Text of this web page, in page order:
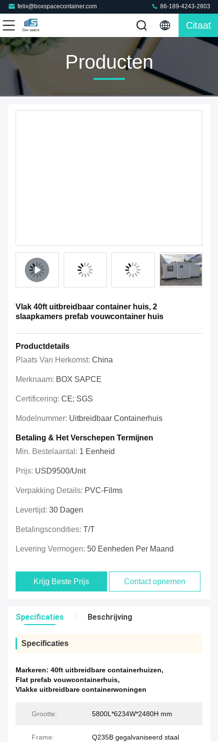
felix@boxspacecontainer.com 86-189-4243-2803
Citaat
Producten
Vlak 40ft uitbreidbaar container huis, 2
slaapkamers prefab vouwcontainer huis
Productdetails
Plaats Van Herkomst: China
Merknaam: BOX SAPCE
Certificering: CE; SGS
Modelnummer: Uitbreidbaar Containerhuis
Betaling & Het Verschepen Termijnen
Min. Bestelaantal: 1 Eenheid
Prijs: USD9500/unit
Verpakking Details: PVC-Films
Levertijd: 30 Dagen
Betalingscondities: T/T
Levering Vermogen: 50 Eenheden Per Maand
Krijg Beste Prijs Contact opnemen
Specificaties Beschrijving
Specificaties
Markeren: 40ft uitbreidbare containerhuizen,
Flat prefab vouwcontainerhuis,
Vlakke uitbreidbare containerwoningen
Grootte: 5800L*6234W*2480H mm
Frame: Q235B gegalvaniseerd staal